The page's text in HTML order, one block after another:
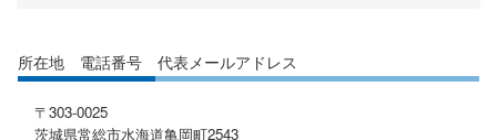
所在地 電話番号 代表メールアドレス
〒303-0025
茨城県常総市水海道亀岡町2543